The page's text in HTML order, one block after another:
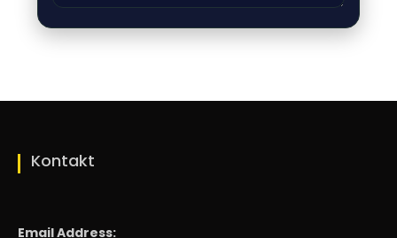
Kontakt
Email Address: